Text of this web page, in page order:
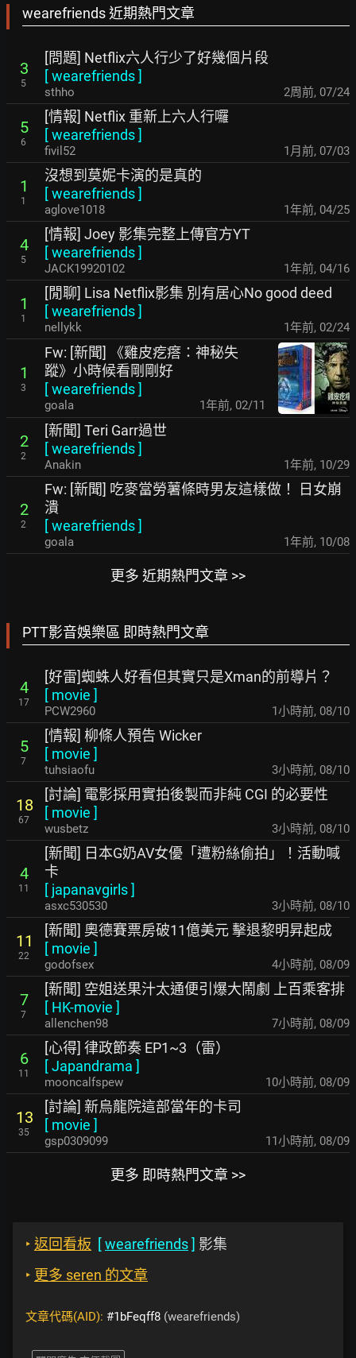
wearefriends 近期熱門文章
3
5
[問題] Netflix六人行少了好幾個片段
[wearefriends]
sthho 2周前, 07/24
5
6
[情報] Netflix 重新上六人行囉
[wearefriends]
fivil52 1月前, 07/03
1
1
沒想到莫妮卡演的是真的
[wearefriends]
aglove1018 1年前, 04/25
4
5
[情報] Joey 影集完整上傳官方YT
[wearefriends]
JACK19920102 1年前, 04/16
1
1
[閒聊] Lisa Netflix影集 別有居心No good deed
[wearefriends]
nellykk 1年前, 02/24
1
3
Fw: [新聞] 《雞皮疙瘩：神秘失
蹤》小時候看剛剛好
[wearefriends]
goala 1年前, 02/11
2
2
[新聞] Teri Garr過世
[wearefriends]
Anakin 1年前, 10/29
2
2
Fw: [新聞] 吃麥當勞薯條時男友這樣做！ 日女崩
潰
[wearefriends]
goala 1年前, 10/08
更多 近期熱門文章 >>
PTT影音娛樂區 即時熱門文章
4
17
[好雷]蜘蛛人好看但其實只是Xman的前導片？
[ movie ]
PCW2960 1小時前, 08/10
5
7
[情報] 柳條人預告 Wicker
[ movie ]
tuhsiaofu 3小時前, 08/10
18
67
[討論] 電影採用實拍後製而非純 CGI 的必要性
[ movie ]
wusbetz 3小時前, 08/10
4
11
[新聞] 日本G奶AV女優「遭粉絲偷拍」！活動喊
卡
[ japanavgirls]
asxc530530 3小時前, 08/10
11
22
[新聞] 奧德賽票房破11億美元 擊退黎明昇起成
[ movie ]
godofsex 4小時前, 08/09
7
7
[新聞] 空姐送果汁太通便引爆大鬧劇 上百乘客排
[ HK-movie ]
allenchen98 7小時前, 08/09
6
11
[心得] 律政節奏 EP1~3（雷）
[Japandrama ]
mooncalfspew 10小時前, 08/09
13
35
[討論] 新烏龍院這部當年的卡司
[ movie ]
gsp0309099 11小時前, 08/09
更多 即時熱門文章 >>
‣ 返回看板 [wearefriends] 影集
‣ 更多 seren 的文章
文章代碼(AID): #1bFeqff8 (wearefriends)